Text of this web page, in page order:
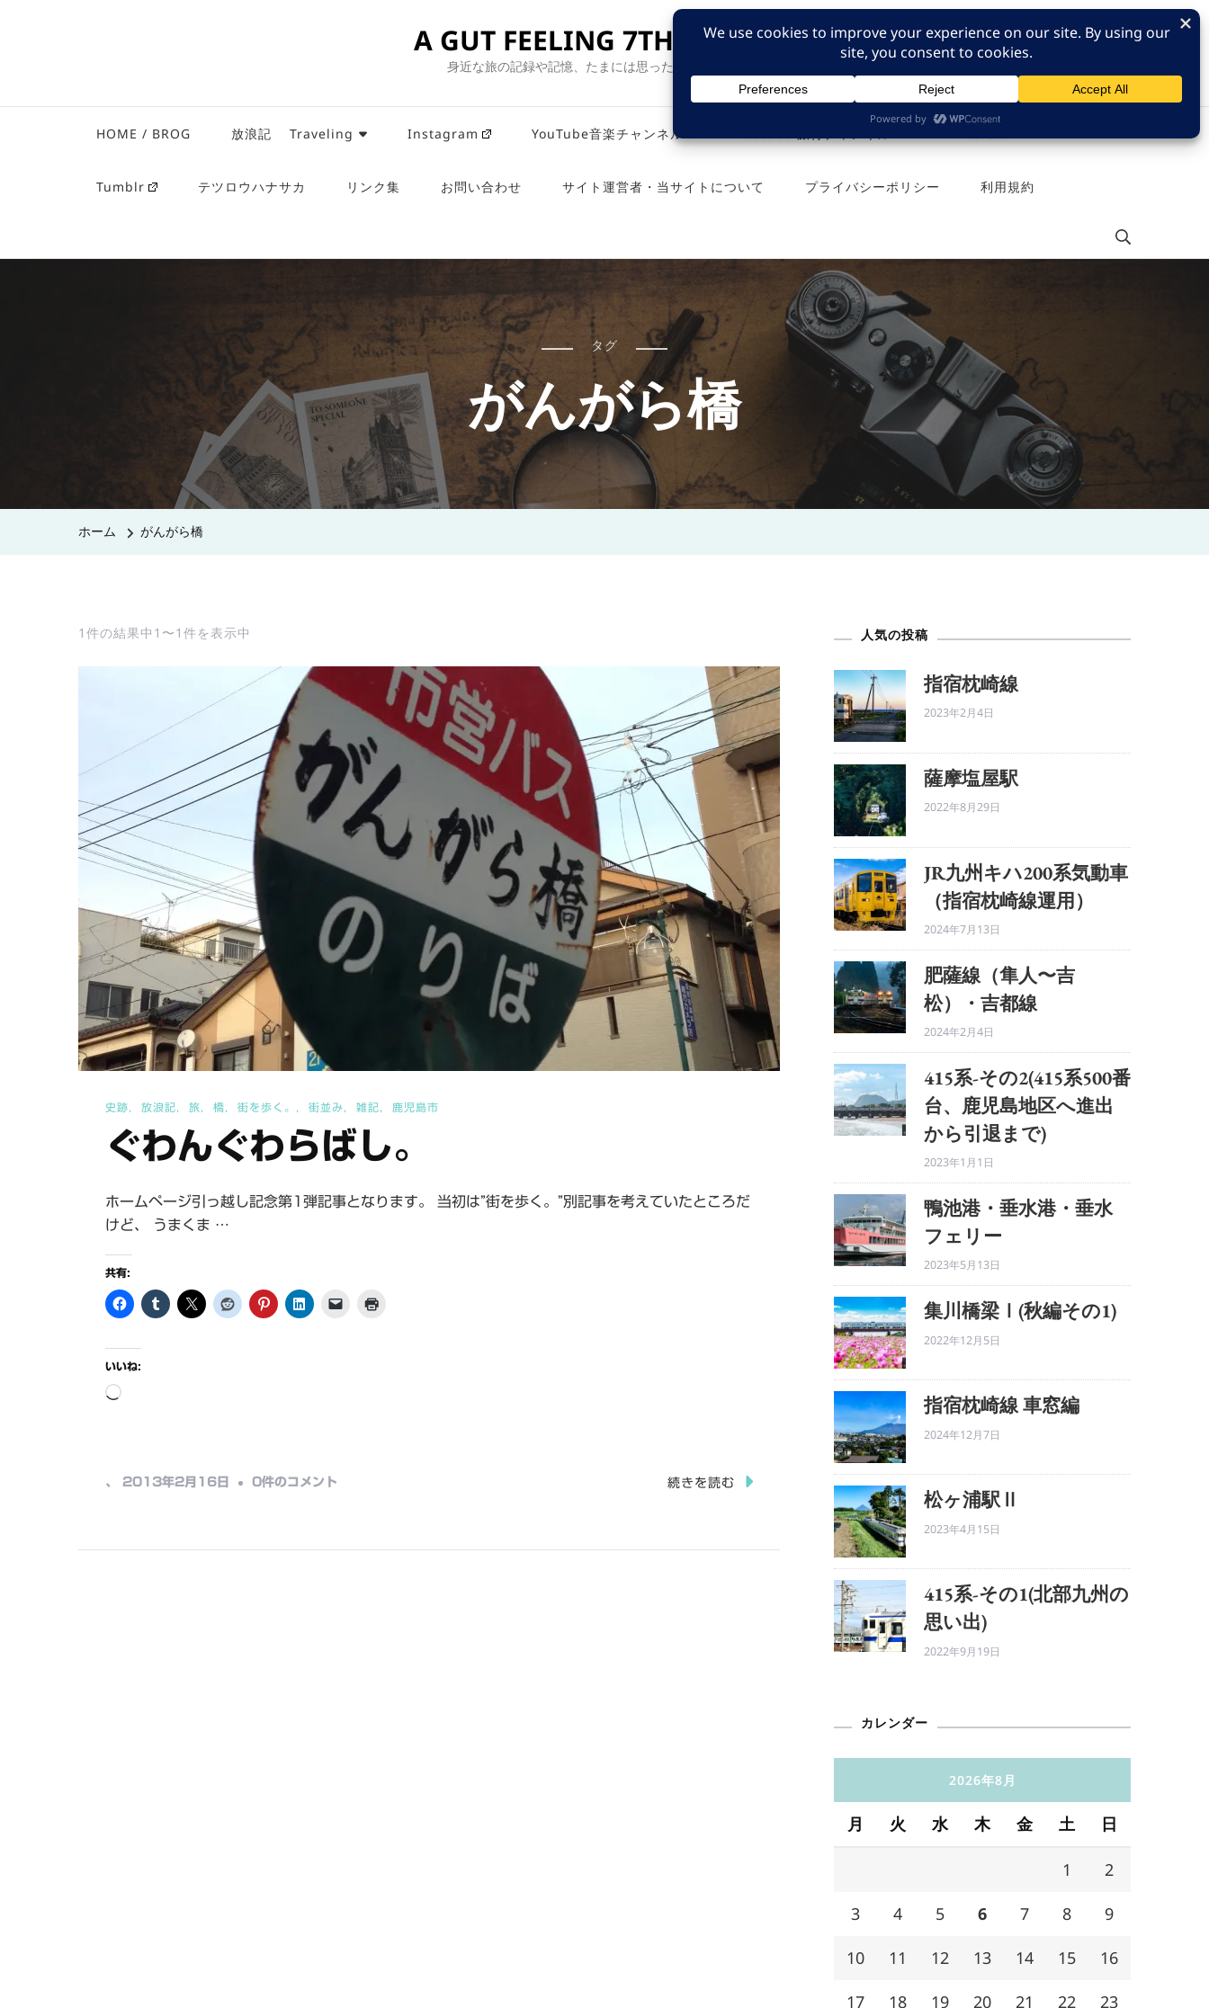
A GUT FEELING 7TH EDITION
身近な旅の記録や記憶、たまには思ったことも残そう。
HOME / BROG 放浪記 Traveling Instagram YouTube音楽チャンネル
Tumblr テツロウハナサカ リンク集 お問い合わせ サイト運営者・当サイトについて プライバシーポリシー 利用規約
タグ
がんがら橋
ホーム がんがら橋
1件の結果中1〜1件を表示中
史跡 放浪記 旅 橋 街を歩く。 街並み 雑記 鹿児島市
ぐわんぐわらばし。
ホームページ引っ越し記念第1弾記事となります。 当初は”街を歩く。”別記事を考えていたところだ
けど、 うまくま …
共有:
いいね:
読
中…
、 2013年2月16日 ぐ
0件のコメント 続きを読む
人気の投稿
指宿枕崎線
2023年2月4日
薩摩塩屋駅
2022年8月29日
JR九州キハ200系気動車
（指宿枕崎線運用）
2024年7月13日
肥薩線（隼人〜吉
松）・吉都線
2024年2月4日
415系-その2(415系500番
台、鹿児島地区へ進出
から引退まで)
2023年1月1日
鴨池港・垂水港・垂水
フェリー
2023年5月13日
集川橋梁Ⅰ(秋編その1)
2022年12月5日
指宿枕崎線 車窓編
2024年12月7日
松ヶ浦駅Ⅱ
2023年4月15日
415系-その1(北部九州の
思い出)
2022年9月19日
カレンダー
2026年8月
月 火 水 木 金 土 日
1 2
3 4 5 6 7 8 9
10 11 12 13 14 15 16
17 18 19 20 21 22 23